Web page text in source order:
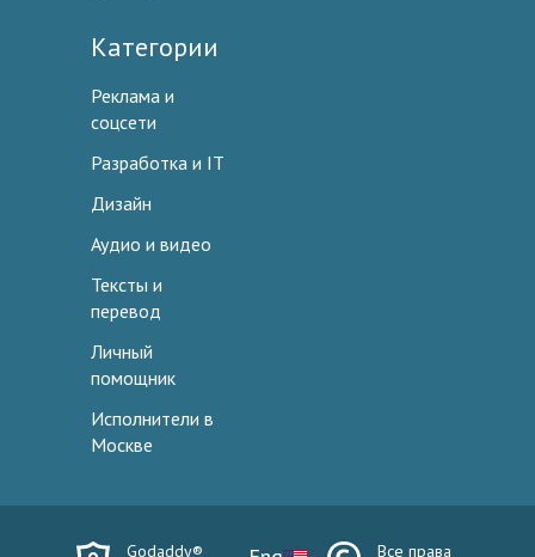
Категории
Реклама и
соцсети
Разработка и IT
Дизайн
Аудио и видео
Тексты и
перевод
Личный
помощник
Исполнители в
Москве
Godaddy® Все права